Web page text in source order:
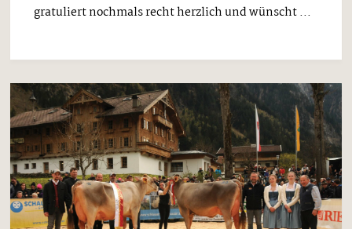
gratuliert nochmals recht herzlich und wünscht ...